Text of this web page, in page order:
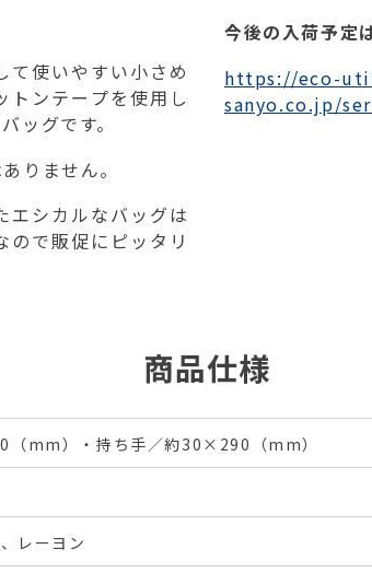
て使いやすい小さめ
トンテープを使用し
ッグです。
りません。
エシカルなバッグは
ので販促にピッタリ
今後の入荷予定
https://eco-
sanyo.co.jp/
商品仕様
mm）・持ち手／約30×290（mm）
レーヨン